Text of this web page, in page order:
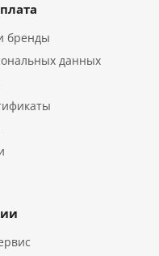
бренды
данных